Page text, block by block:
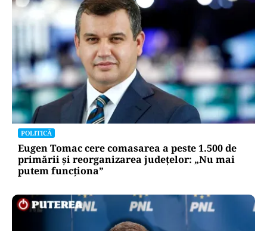
POLITICĂ
Eugen Tomac cere comasarea a peste 1.500 de
primării și reorganizarea județelor: „Nu mai
putem funcționa”